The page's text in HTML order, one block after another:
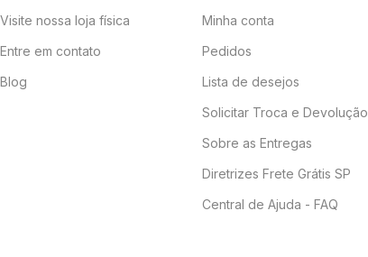
Visite nossa loja física
Entre em contato
Blog
Minha conta
Pedidos
Lista de desejos
Solicitar Troca e Devolução
Sobre as Entregas
Diretrizes Frete Grátis SP
Central de Ajuda - FAQ